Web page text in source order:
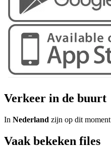
Verkeer in de buurt
In Nederland zijn op dit moment
Vaak bekeken files